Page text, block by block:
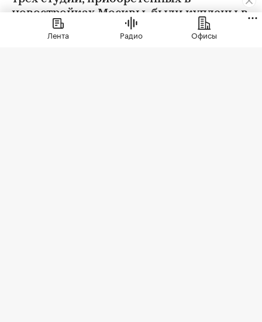
новостройках Москвы, были куплены в
ипотеку. В сегменте трешек ипотечных
сделок менее половины, а среди
Лента Радио Офисы